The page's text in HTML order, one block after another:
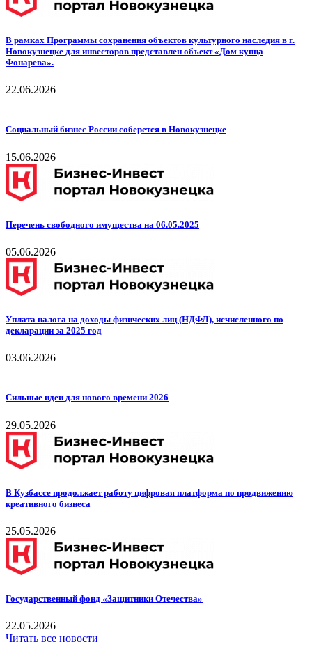
В рамках Программы сохранения объектов культурного наследия в г.
Новокузнецке для инвесторов представлен объект «Дом купца
Фонарева».
22.06.2026
Социальный бизнес России соберется в Новокузнецке
15.06.2026
Перечень свободного имущества на 06.05.2025
05.06.2026
Уплата налога на доходы физических лиц (НДФЛ), исчисленного по
декларации за 2025 год
03.06.2026
Сильные идеи для нового времени 2026
29.05.2026
В Кузбассе продолжает работу цифровая платформа по продвижению
креативного бизнеса
25.05.2026
Государственный фонд «Защитники Отечества»
22.05.2026
Читать все новости